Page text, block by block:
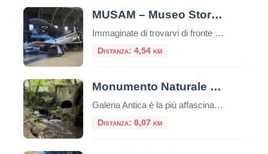
MUSAM – Museo Storico dell’Aeronautica Militare
Immaginate di trovarvi di fronte ai velivoli che hanno scritto la storia dell’aviazione italiana, circondati dalle acque cristalline del Lago di Bracciano. Benvenuti al MUSAM, il Museo Storico dell’Aeronautica Militare di Vigna di Valle, uno dei più importanti musei aeronautici al mondo e una destinazione imperdibile per chi ama la storia, la tecnologia e l’avventura […]
Distanza: 4,54 km
Monumento Naturale di Galeria Antica
Galeria Antica è la più affascinante tra le città morte del Lazio. Le rovine di questo borgo medievale, le cui origini risalgono probabilmente al tempo degli etruschi, sono arroccate su un alto sperone di tufo lambito dal fiume Arrone, nei pressi della
Distanza: 8,07 km